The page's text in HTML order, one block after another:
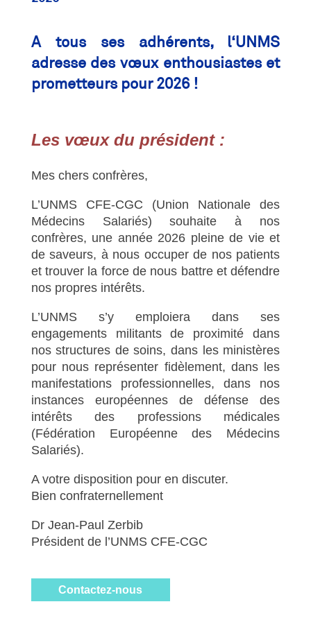
A tous ses adhérents, l‘UNMS
adresse des vœux enthousiastes et
prometteurs pour 2026 !
Les vœux du président :
Mes chers confrères,
L’UNMS CFE-CGC (Union Nationale des
Médecins Salariés) souhaite à nos
confrères, une année 2026 pleine de vie et
de saveurs, à nous occuper de nos patients
et trouver la force de nous battre et défendre
nos propres intérêts.
L’UNMS s’y emploiera dans ses
engagements militants de proximité dans
nos structures de soins, dans les ministères
pour nous représenter fidèlement, dans les
manifestations professionnelles, dans nos
instances européennes de défense des
intérêts des professions médicales
(Fédération Européenne des Médecins
Salariés).
A votre disposition pour en discuter.
Bien confraternellement
Dr Jean-Paul Zerbib
Président de l’UNMS CFE-CGC
Contactez-nous